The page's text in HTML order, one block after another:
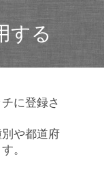
する
に登録さ
や都道府
。